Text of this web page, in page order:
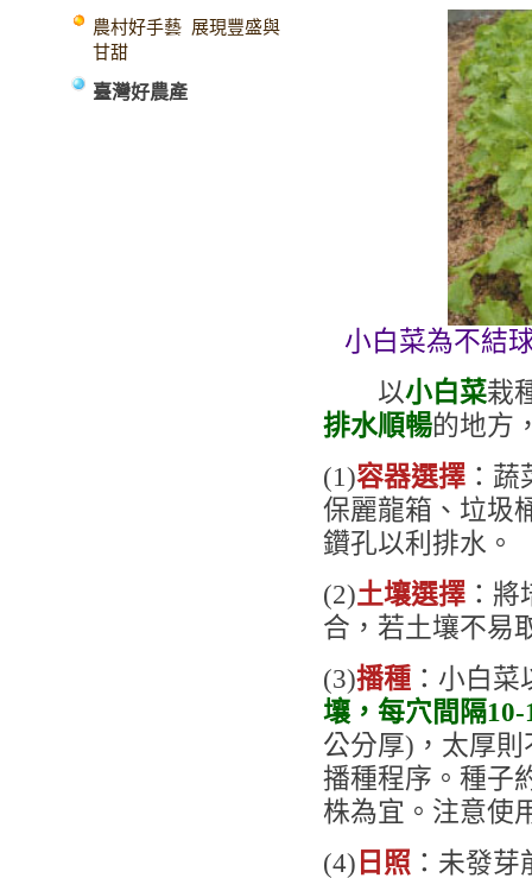
農村好手藝 展現豐盛與
甘甜
臺灣好農產
小白菜為不結
以小白菜栽
排水順暢的地方
(1)容器選擇 ：
保麗龍箱、垃圾
鑽孔以利排水。
(2)土壤選擇 ：
合，若土壤不易
(3)播種 ：小白菜
壤，每穴間隔10-
公分厚)，太厚
播種程序。種子
株為宜。注意使
(4) 日照 ：未發